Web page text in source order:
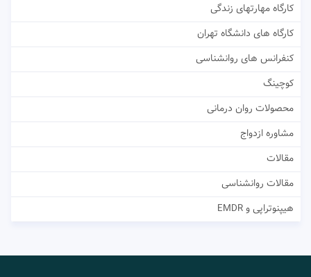
کارگاه مهارتهای زندگی
کارگاه های دانشگاه تهران
کنفرانس های روانشناسی
کوچینگ
محصولات روان درمانی
مشاوره ازدواج
مقالات
مقالات روانشناسی
هیپنوتراپی و EMDR